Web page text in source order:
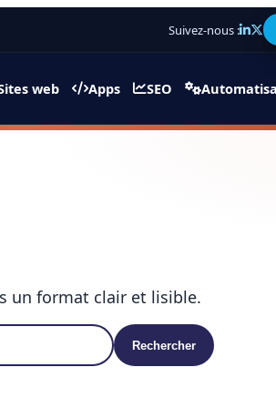
Suivez-nous :
web Apps SEO
un format clair et lisible.
Rechercher